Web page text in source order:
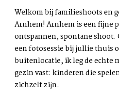
Welkom bij familieshoots en
Arnhem! Arnhem is een fijne
ontspannen, spontane
een fotosessie bij jullie thuis
buitenlocatie, ik leg de echte
gezin vast: kinderen die
zichzelf zijn.